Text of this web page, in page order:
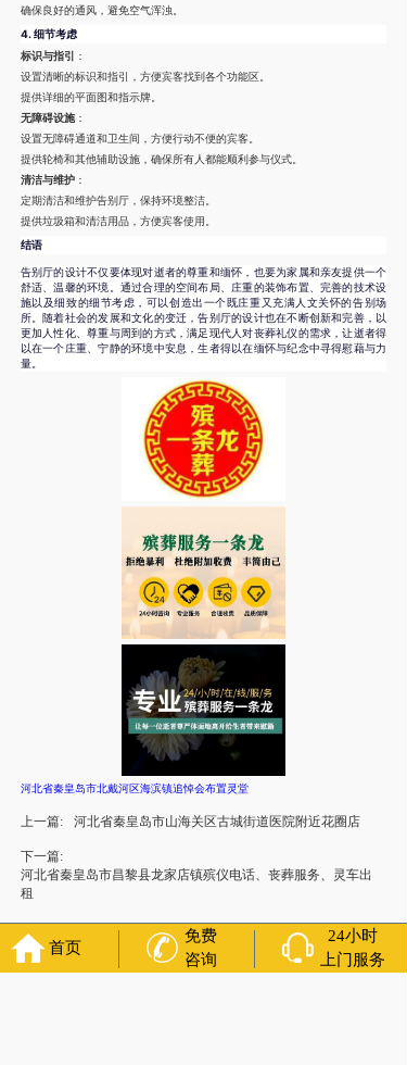
确保良好的通风，避免空气浑浊。
4. 细节考虑
标识与指引
：
设置清晰的标识和指引，方便宾客找到各个功能区。
提供详细的平面图和指示牌。
无障碍设施：
设置无障碍通道和卫生间，方便行动不便的宾客。
提供轮椅和其他辅助设施，确保所有人都能顺利参与仪式。
清洁与维护：
定期清洁和维护告别厅，保持环境整洁。
提供垃圾箱和清洁用品，方便宾客使用。
结语
告别厅的设计不仅要体现对逝者的尊重和缅怀，也要为家属和亲友提供一个
舒适、温馨的环境。通过合理的空间布局、庄重的装饰布置、完善的技术设
施以及细致的细节考虑，可以创造出一个既庄重又充满人文关怀的告别场
所。随着社会的发展和文化的变迁，告别厅的设计也在不断创新和完善，以
更加人性化、尊重与周到的方式，满足现代人对丧葬礼仪的需求，让逝者得
以在一个庄重、宁静的环境中安息，生者得以在缅怀与纪念中寻得慰藉与力
量。
河北省秦皇岛市北戴河区海滨镇追悼会布置灵堂
上一篇: 河北省秦皇岛市山海关区古城街道医院附近花圈店
下一篇:
河北省秦皇岛市昌黎县龙家店镇殡仪电话、丧葬服务、灵车出
租
首页
免费
咨询
24小时
上门服务